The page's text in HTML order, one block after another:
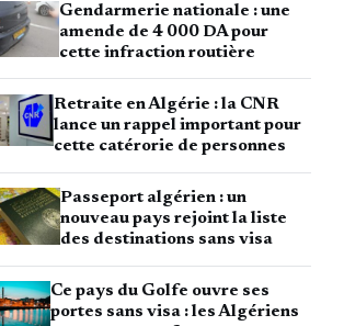
Gendarmerie nationale : une
amende de 4 000 DA pour
cette infraction routière
Retraite en Algérie : la CNR
lance un rappel important pour
cette catérorie de personnes
Passeport algérien : un
nouveau pays rejoint la liste
des destinations sans visa
Ce pays du Golfe ouvre ses
portes sans visa : les Algériens